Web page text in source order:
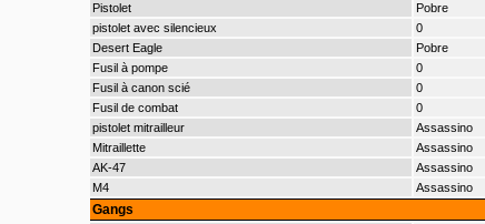
Pistolet
Pobre
pistolet avec silencieux
0
Desert Eagle
Pobre
Fusil à pompe
0
Fusil à canon scié
0
Fusil de combat
0
pistolet mitrailleur
Assassino
Mitraillette
Assassino
AK-47
Assassino
M4
Assassino
Gangs